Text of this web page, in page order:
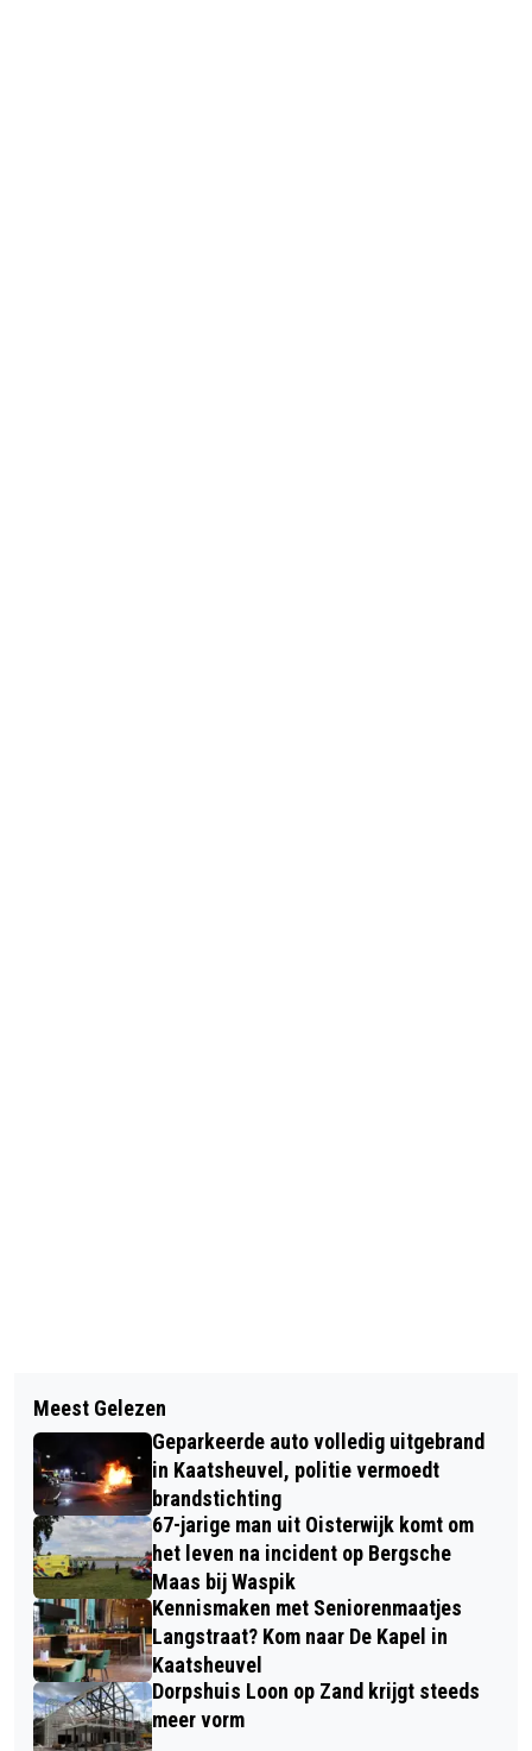
POLITIE ZOEKT EIGENAREN VAN
VERNIELDE FIETSEN AAN
EUROPALAAN IN KAATSHEUVEL
BUSREIZIGERS IN BRABANT KRIJGEN
BETERE ACTUELE REISINFORMATIE
Meest Gelezen
Geparkeerde auto volledig uitgebrand
in Kaatsheuvel, politie vermoedt
brandstichting
67-jarige man uit Oisterwijk komt om
het leven na incident op Bergsche
Maas bij Waspik
Kennismaken met Seniorenmaatjes
Langstraat? Kom naar De Kapel in
Kaatsheuvel
Dorpshuis Loon op Zand krijgt steeds
meer vorm